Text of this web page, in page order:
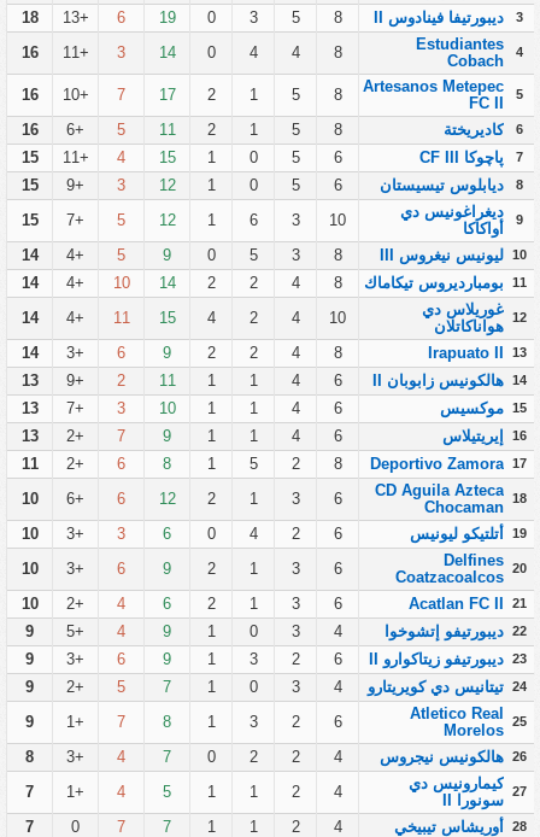
3 ديبورتيفا فينادوس II 8
5
3
0
19
6
+13
18
4
Estudiantes
Cobach
8
4
4
0
14
3
+11
16
5
Artesanos Metepec
FC II
8
5
1
2
17
7
+10
16
6 كاديريختة 8
5
1
2
11
5
+6
16
7 پاچوكا CF III 6
5
0
1
15
4
+11
15
8 ديابلوس تيسيستان 6
5
0
1
12
3
+9
15
9
ديغراغونيس دي
أواكاكا
10
3
6
1
12
5
+7
15
10 ليونيس نيغروس III 8
3
5
0
9
5
+4
14
11 بومبارديروس تيكاماك 8
4
2
2
14
10
+4
14
12 غوريلاس دي
هواناكاتلان
10
4
2
4
15
11
+4
14
13
Irapuato II
8
4
2
2
9
6
+3
14
14 هالكونيس زابوبان II 6
4
1
1
11
2
+9
13
15 موكسيس 6
4
1
1
10
3
+7
13
16 إيريتيلاس 6
4
1
1
9
7
+2
13
17
Deportivo Zamora
8
2
5
1
8
6
+2
11
18
CD Aguila Azteca
Chocaman
6
3
1
2
12
6
+6
10
19 أتلتيكو ليونيس 6
2
4
0
6
3
+3
10
20
Delfines
Coatzacoalcos
6
3
1
2
9
6
+3
10
21
Acatlan FC II
6
3
1
2
6
4
+2
10
22 ديبورتيفو إتشوخوا 4
3
0
1
9
4
+5
9
23 ديبورتيفو زيتاكوارو II 6
2
3
1
9
6
+3
9
24 تيتانيس دي كويريتارو 4
3
0
1
7
5
+2
9
25
Atletico Real
Morelos
6
2
3
1
8
7
+1
9
26 هالكونيس نيجروس 4
2
2
0
7
4
+3
8
27 كيمارونيس دي
سونورا II
4
2
1
1
5
4
+1
7
28 أوريشاس تيبيخي 4
2
1
1
7
7
0
7